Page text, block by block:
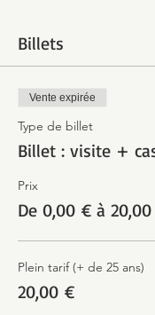
Billets
Vente expirée
Type de billet
Billet : visite +
Prix
De 0,00 € à
Plein tarif (+ de 25 ans)
20,00 €